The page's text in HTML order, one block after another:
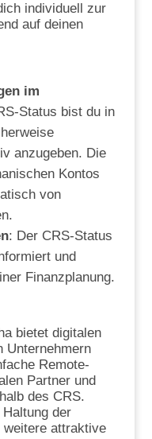
individuell zur
auf deinen
im
Status bist du in
anzugeben. Die
Kontos
von
: Der CRS-Status
und
Finanzplanung.
bietet digitalen
Unternehmern
Remote-
Partner und
des CRS.
der
weitere attraktive